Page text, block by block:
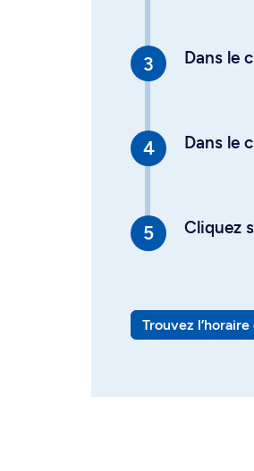
Dans le
Dans le
Cliquez
Trouvez l’horaire